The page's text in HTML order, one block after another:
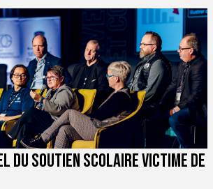
du soutien scolaire victime de